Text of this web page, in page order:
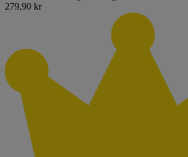
279,90 kr